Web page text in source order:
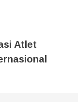
Atlet